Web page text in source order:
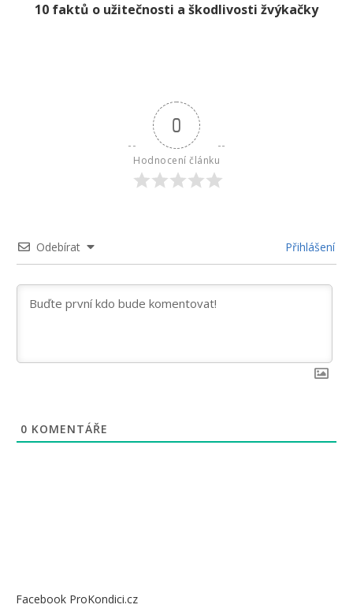
10 faktů o užitečnosti a škodlivosti žvýkačky
0
Hodnocení článku
Odebírat Přihlášení
0 KOMENTÁŘE
Facebook ProKondici.cz